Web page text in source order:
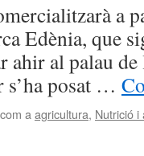
a
Edènia, que
ahir al palau
s’ha posat …
a agricultura, Nutrició i